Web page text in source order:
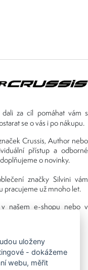
za cíl pomáhat vám s
se o vás i po nákupu.
Crussis, Author nebo
přístup a odborné
o novinky.
značky Silvini vám
pracujeme už mnoho let.
našem e-shopu nebo v
středisko) URAN.
uloženy
- dokážeme
webu, měřit